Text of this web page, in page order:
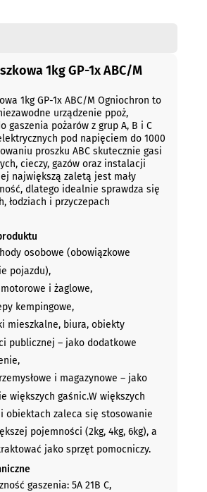
1kg GP-1x ABC/M
1kg GP-1x ABC/M Ogniochron to
urządzenie ppoż,
gaszenia pożarów z grup A, B i C
pod napięciem do 1000
proszku ABC skutecznie gasi
cieczy, gazów oraz instalacji
największą zaletą jest mały
dlatego idealnie sprawdza się
łodziach i przyczepach
osobowe (obowiązkowe
pojazdu),
i żaglowe,
kempingowe,
mieszkalne, biura, obiekty
publicznej – jako dodatkowe
i magazynowe – jako
większych gaśnic.W większych
obiektach zaleca się stosowanie
pojemności (2kg, 4kg, 6kg), a
jako sprzęt pomocniczy.
gaszenia: 5A 21B C,